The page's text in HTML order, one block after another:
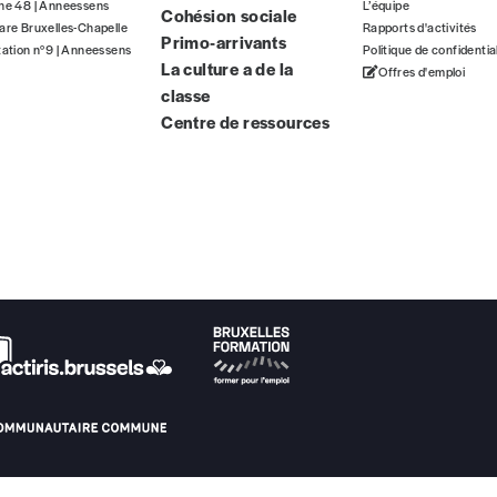
commandez au numéro.
papier ou numérique.
IBAN BE34 0010 7305 2190
moment, même après avoir reçu plusieurs numéros. Ce
Par numéro
48 | Anneessens
Bruxelles-Chapelle
n°9 | Anneessens
Cohésion sociale
Primo-arrivants
La culture a de la
classe
Centre de ressources
L’équipe
Rapports d'activités
Politique de
Offres d'emploi